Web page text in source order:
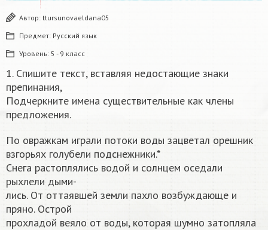
Автор: ttursunovaeldana05
Предмет: Русский язык
Уровень: 5 - 9 класс
1. Спишите текст, вставляя недостающие знаки
препинания,
Подчеркните имена существительные как члены
предложения.
По овражкам играли потоки воды зацветал орешник
взгорьях голубели подснежники.*
Снега растоплялись водой и солнцем оседали
рыхлели дыми-
лись. От оттаявшей земли пахло возбуждающе и
пряно. Острой
прохладой веяло от воды, которая шумно затопляла